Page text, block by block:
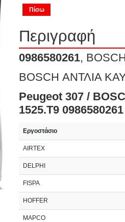
Πίσω
Περιγραφή
0986580261,
BOSCH ΑΝΤΛΙΑ
Peugeot 307 /
1525.T9 0986580261
Εργοστάσιο
AIRTEX
DELPHI
FISPA
HOFFER
MAPCO